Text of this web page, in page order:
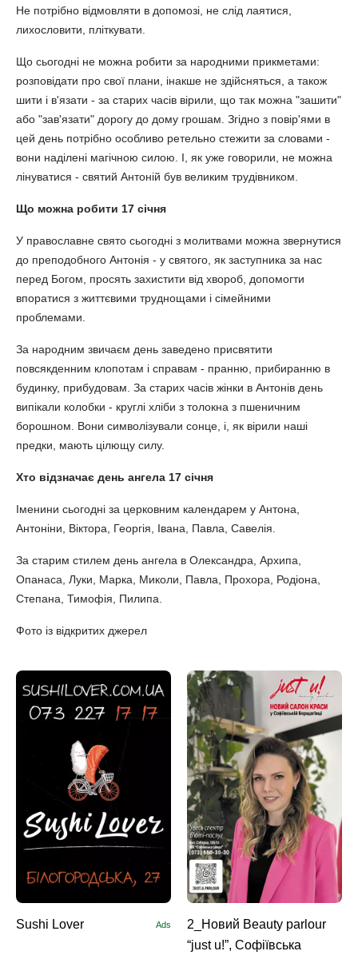
Не потрібно відмовляти в допомозі, не слід лаятися,
лихословити, пліткувати.
Що сьогодні не можна робити за народними прикметами:
розповідати про свої плани, інакше не здійсняться, а також
шити і в'язати - за старих часів вірили, що так можна "зашити"
або "зав'язати" дорогу до дому грошам. Згідно з повір'ями в
цей день потрібно особливо ретельно стежити за словами -
вони наділені магічною силою. І, як уже говорили, не можна
лінуватися - святий Антоній був великим трудівником.
Що можна робити 17 січня
У православне свято сьогодні з молитвами можна звернутися
до преподобного Антонія - у святого, як заступника за нас
перед Богом, просять захистити від хвороб, допомогти
впоратися з життєвими труднощами і сімейними
проблемами.
За народним звичаєм день заведено присвятити
повсякденним клопотам і справам - пранню, прибиранню в
будинку, прибудовам. За старих часів жінки в Антонів день
випікали колобки - круглі хліби з толокна з пшеничним
борошном. Вони символізували сонце, і, як вірили наші
предки, мають цілющу силу.
Хто відзначає день ангела 17 січня
Іменини сьогодні за церковним календарем у Антона,
Антоніни, Віктора, Георгія, Івана, Павла, Савелія.
За старим стилем день ангела в Олександра, Архипа,
Опанаса, Луки, Марка, Миколи, Павла, Прохора, Родіона,
Степана, Тимофія, Пилипа.
Фото із відкритих джерел
Sushi Lоver Ads
2_Новий Beauty parlour
“just u!”, Софіївська